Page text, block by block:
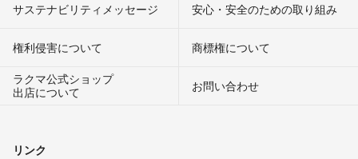
サステナビリティメッセージ 安心・安全のための取り組み
権利侵害について
商標権について
ラクマ公式ショップ
出店について
お問い合わせ
リンク